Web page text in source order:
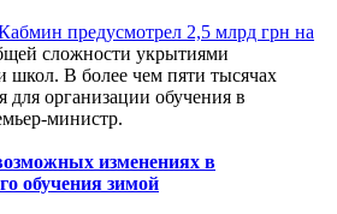
предусмотрел 2,5 млрд грн на
сложности укрытиями
школ. В более чем пяти тысячах
для организации обучения в
министр.
изменениях в
обучения зимой